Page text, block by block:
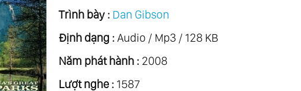
Trình bày : Dan Gibson
Định dạng : Audio / Mp3 / 128 KB
Năm phát hành : 2008
Lượt nghe : 1587